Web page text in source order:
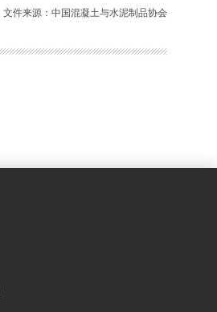
文件来源：中国混凝土与水泥制品协会